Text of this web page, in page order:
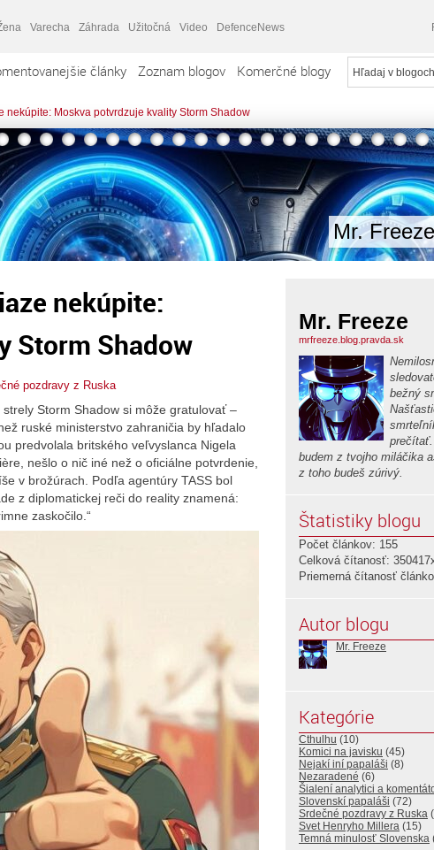
Varecha Záhrada Užitočná Video DefenceNews
články Zoznam blogov Komerčné blogy
nekúpite: Moskva potvrdzuje kvality Storm Shadow
Mr.
nekúpite:
Storm Shadow
pozdravy z Ruska
Storm Shadow si môže gratulovať –
ruské ministerstvo zahraničia by hľadalo
predvolala britského veľvyslanca Nigela
nešlo o nič iné než o oficiálne potvrdenie,
v brožúrach. Podľa agentúry TASS bol
z diplomatickej reči do reality znamená:
zaskočilo.“
Mr. Freeze
mrfreeze.blog.pravda.sk
bežný
budem z tvojho miláčika
z toho budeš zúrivý.
Štatistiky blogu
Počet článkov: 155
Celková čítanosť:
Priemerná čítanosť
Autor blogu
Mr. Freeze
Kategórie
Cthulhu (10)
Komici na javisku (45)
Nejakí iní papaláši (8)
Nezaradené (6)
Šialení analytici a
Slovenskí papaláši (72)
Srdečné pozdravy z Ruska
Svet Henryho Millera (15)
Temná minulosť Slovenska